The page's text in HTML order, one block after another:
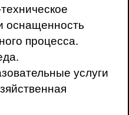
оснащенность
процесса.
услуги